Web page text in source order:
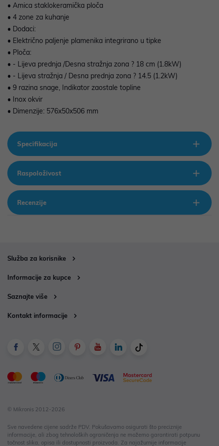
• Amica staklokeramička ploča
• 4 zone za kuhanje
• Dodaci:
• Električno paljenje plamenika integrirano u tipke
• Ploča:
• - Lijeva prednja /Desna stražnja zona ? 18 cm (1.8kW)
• - Lijeva stražnja / Desna prednja zona ? 14.5 (1.2kW)
• 9 razina snage, Indikator zaostale topline
• Inox okvir
• Dimenzije: 576x50x506 mm
Specifikacija
Raspoloživost
Recenzije
Služba za korisnike
Informacije za kupce
Saznajte više
Kontakt informacije
© Mikronis 2012-2026
Sve navedene cijene sadrže PDV. Pokušavamo osigurati što preciznije
informacije, ali zbog tehnoloških ograničenja ne možemo garantirati potpunu
točnost slika, opisa ili dostupnosti proizvoda. Za najažurnije informacije